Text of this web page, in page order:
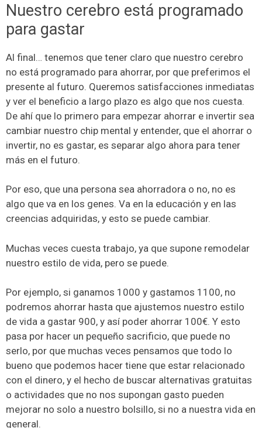
Nuestro cerebro está programado
para gastar
Al final… tenemos que tener claro que nuestro cerebro
no está programado para ahorrar, por que preferimos el
presente al futuro. Queremos satisfacciones inmediatas
y ver el beneficio a largo plazo es algo que nos cuesta.
De ahí que lo primero para empezar ahorrar e invertir sea
cambiar nuestro chip mental y entender, que el ahorrar o
invertir, no es gastar, es separar algo ahora para tener
más en el futuro.
Por eso, que una persona sea ahorradora o no, no es
algo que va en los genes. Va en la educación y en las
creencias adquiridas, y esto se puede cambiar.
Muchas veces cuesta trabajo, ya que supone remodelar
nuestro estilo de vida, pero se puede.
Por ejemplo, si ganamos 1000 y gastamos 1100, no
podremos ahorrar hasta que ajustemos nuestro estilo
de vida a gastar 900, y así poder ahorrar 100€. Y esto
pasa por hacer un pequeño sacrificio, que puede no
serlo, por que muchas veces pensamos que todo lo
bueno que podemos hacer tiene que estar relacionado
con el dinero, y el hecho de buscar alternativas gratuitas
o actividades que no nos supongan gasto pueden
mejorar no solo a nuestro bolsillo, si no a nuestra vida en
general.